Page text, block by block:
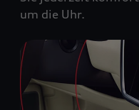
um die Uhr.